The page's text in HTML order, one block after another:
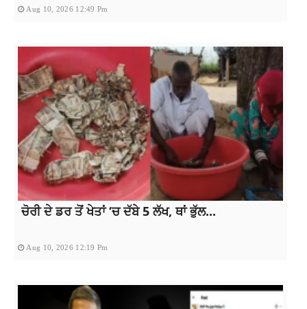
Aug 10, 2026 12:49 Pm
ਚੋਰੀ ਦੇ ਡਰ ਤੋਂ ਖੇਤਾਂ ‘ਚ ਦੱਬੇ 5 ਲੱਖ, ਥਾਂ ਭੁੱਲ...
Aug 10, 2026 12:19 Pm